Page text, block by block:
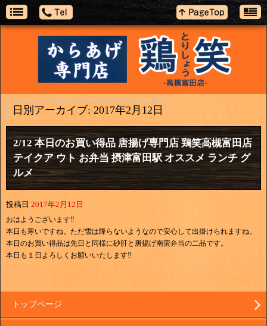
日別アーカイブ: 2017年2月12日
2/12 本日のお買い得品 唐揚げ専門店 鶏笑高槻富田店
テイクア ウト お弁当 摂津富田駅 オススメ ランチ グ
ルメ
投稿日 2017年2月12日
おはようございます‼
本日も寒いですね。ただ雪は降らないようなので安心して出掛けられますね。
本日のお買い得品は先日と同様に砂肝と唐揚げ南蛮弁当の二品です。
本日も１日よろしくお願いいたします‼
トップページ